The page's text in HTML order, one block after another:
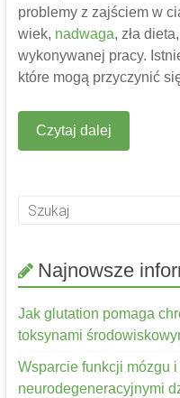
problemy z zajściem w
wiek, nadwaga, zła
wykonywanej pracy.
które mogą przyczynić
Czytaj dalej
Najnowsze
Jak glutation pomaga
toksynami
Wsparcie funkcji mózgu
neurodegeneracyjnymi